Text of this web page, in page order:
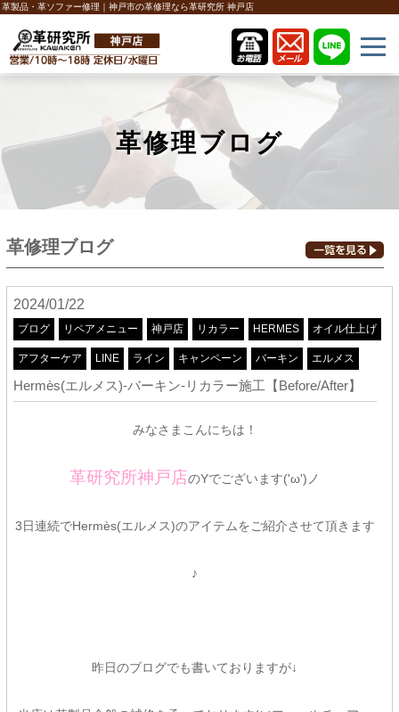
革製品・革ソファー修理｜神戸市の革修理なら革研究所 神戸店
革修理ブログ
革修理ブログ
2024/01/22
ブログ リペアメニュー 神戸店 リカラー HERMES オイル仕上げ
アフターケア LINE ライン キャンペーン バーキン エルメス
Hermès(エルメス)-バーキン-リカラー施工【Before/After】
みなさまこんにちは！
革研究所神戸店のYでございます('ω')ノ
3日連続でHermès(エルメス)のアイテムをご紹介させて頂きます
♪
昨日のブログでも書いておりますが↓